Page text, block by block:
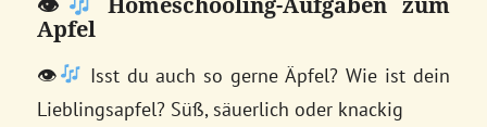
👁
Homeschooling-Aufgaben zum
Apfel
👁
Isst du auch so gerne Äpfel? Wie ist dein
Lieblingsapfel? Süß, säuerlich oder knackig